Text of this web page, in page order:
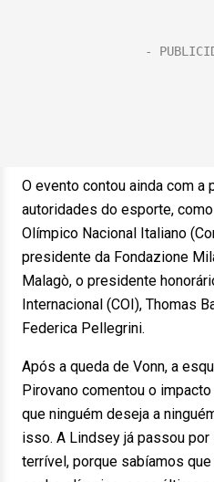
O evento contou ainda com a
autoridades do esporte,
Olímpico Nacional Italiano
presidente da Fondazione
Malagò, o presidente
Internacional (COI), Thomas
Federica Pellegrini.
Após a queda de Vonn, a
Pirovano comentou o
que ninguém deseja a
isso. A Lindsey já passou
terrível, porque sabíamos